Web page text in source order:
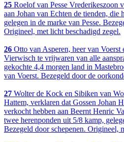
25 Roelof van Pesse Vrederikeszoon
aan Johan van Echten de tienden, die
gelegen in de marke van Pesse.
Origineel, met licht beschadigd zegel.
26 Otto van Asperen, heer van
Vierwisch te vrijwaren van alle
gekochte 4,4 morgen land in
van Voerst. Bezegeld door de
27 Wolter de Kock en Sibiken van
Hattem, verklaren dat Gossen Johan
verkocht hebben aan Beernt Henric
twee herenponden uit 5/8 kamp,
Bezegeld door schepenen. Origineel,